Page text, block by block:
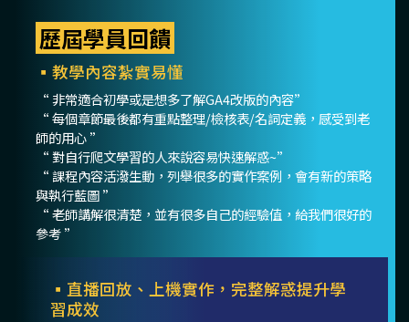
歷屆學員回饋
▪教學內容紮實易懂
“ 非常適合初學或是想多了解GA4改版的內容”
“ 每個章節最後都有重點整理/檢核表/名詞定義，感受到老
師的用心 ”
“ 對自行爬文學習的人來說容易快速解惑~”
“ 課程內容活潑生動，列舉很多的實作案例，會有新的策略
與執行藍圖 ”
“ 老師講解很清楚，並有很多自己的經驗值，給我們很好的
參考 ”
▪直播回放、上機實作，完整解惑提升學
習成效